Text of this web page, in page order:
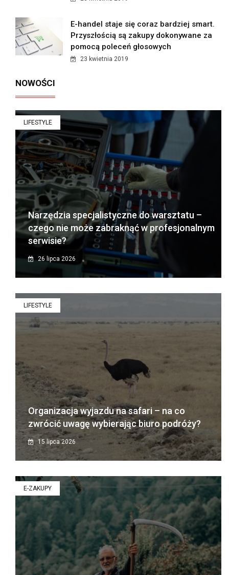
E-handel staje się coraz bardziej smart.
Przyszłością są zakupy dokonywane za
pomocą poleceń głosowych
23 kwietnia 2019
NOWOŚCI
LIFESTYLE
Narzędzia specjalistyczne do warsztatu –
czego nie może zabraknąć w profesjonalnym
serwisie?
26 lipca 2026
LIFESTYLE
Organizacja wyjazdu na safari – na co
zwrócić uwagę wybierając biuro podróży?
15 lipca 2026
E-ZAKUPY